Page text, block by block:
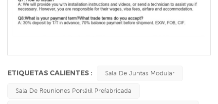
ETIQUETAS CALIENTES : Sala De Juntas Modular
Sala De Reuniones Portátil Prefabricada